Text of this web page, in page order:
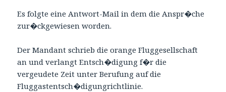
Es folgte eine Antwort-Mail in dem die Anspr�che
zur�ckgewiesen worden.
Der Mandant schrieb die orange Fluggesellschaft
an und verlangt Entsch�digung f�r die
vergeudete Zeit unter Berufung auf die
Fluggastentsch�digungrichtlinie.